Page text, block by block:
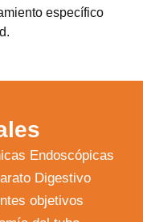
específico
Endoscópicas
Digestivo
objetivos